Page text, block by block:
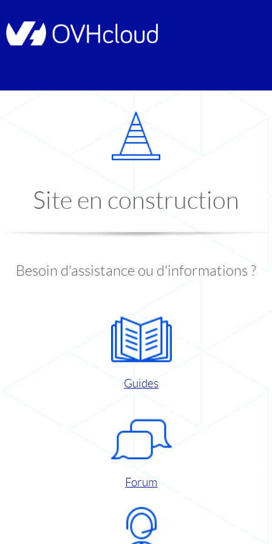
Site en construction
Besoin d'assistance ou d'informations ?
Guides
Forum